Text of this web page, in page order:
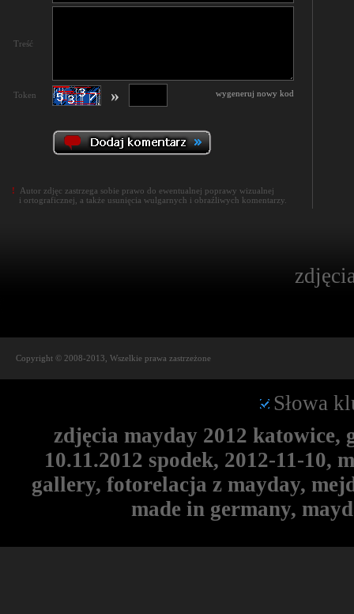
Treść
Token wygeneruj nowy kod
»
! Autor zdjęc zastrzega sobie prawo do ewentualnej poprawy wizualnej
i ortograficznej, a także usunięcia wulgarnych i obraźliwych komentarzy.
Copyright © 2008-2013, Wszelkie prawa zastrzeżone
Słowa
zdjęcia mayday 2012 katowice,
10.11.2012 spodek, 2012-11-10,
gallery, fotorelacja z mayday,
made in germany,